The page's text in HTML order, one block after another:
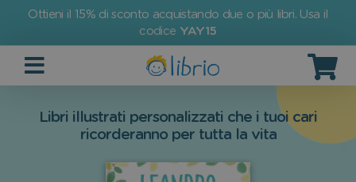
Ottieni il 15% di sconto acquistando due o più libri. Usa il
codice YAY15
Libri illustrati personalizzati che i tuoi cari
ricorderanno per tutta la vita